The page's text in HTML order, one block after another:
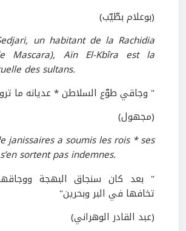
(بوعلام بطّيّب)
un habitant de la Rachidia
Mascara), Aïn El-Kbîra est la
des sultans.
" وجاقي طوّع السلاطن * عديانه ما
(مجهول)
janissaires a soumis les rois * ses
sortent pas indemnes.
" بعد كان سنجاق البهجة
تخافها في البر وبحرين"
(عبد القادر الوهراني)